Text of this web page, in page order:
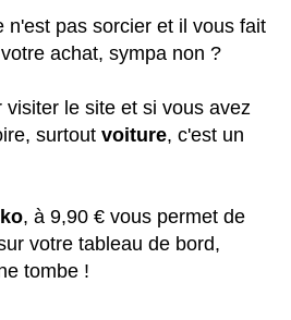
n'est pas sorcier et il vous fait
achat, sympa non ?
visiter le site et si vous avez
surtoutvoiture, c'est un
, à 9,90 € vous permet de
votre tableau de bord,
tombe !